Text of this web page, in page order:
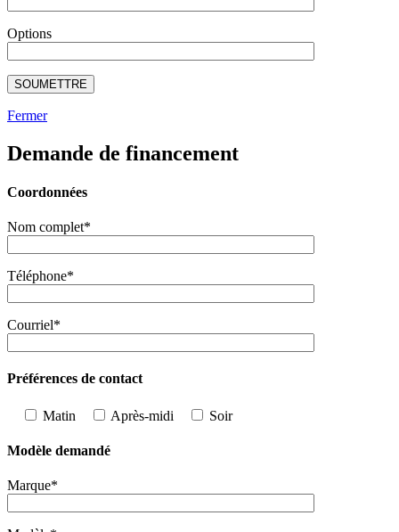
Options
Fermer
Demande de financement
Coordonnées
Nom complet*
Téléphone*
Courriel*
Préférences de contact
Matin Après-midi Soir
Modèle demandé
Marque*